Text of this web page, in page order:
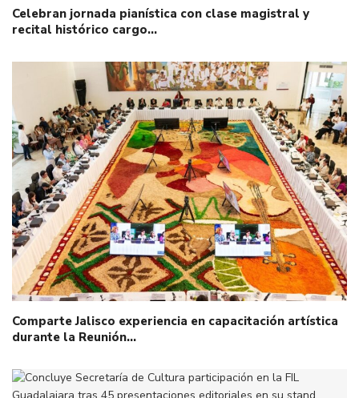
Celebran jornada pianística con clase magistral y
recital histórico cargo…
Comparte Jalisco experiencia en capacitación artística
durante la Reunión…